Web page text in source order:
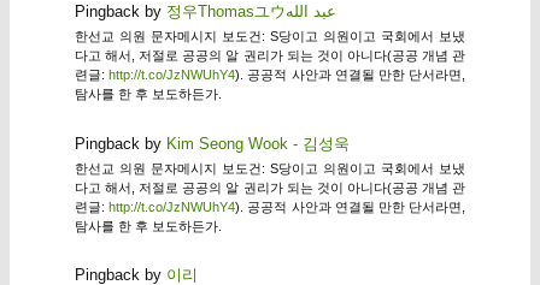
Pingback by 정우Thomasユウعبد الله
한선교 의원 문자메시지 보도건: S당이고 의원이고 국회에서 보냈
다고 해서, 저절로 공공의 알 권리가 되는 것이 아니다(공공 개념 관
련글: http://t.co/JzNWUhY4). 공공적 사안과 연결될 만한 단서라면,
탐사를 한 후 보도하든가.
Pingback by Kim Seong Wook - 김성욱
한선교 의원 문자메시지 보도건: S당이고 의원이고 국회에서 보냈
다고 해서, 저절로 공공의 알 권리가 되는 것이 아니다(공공 개념 관
련글:http://t.co/JzNWUhY4). 공공적 사안과 연결될 만한 단서라면,
탐사를 한 후 보도하든가.
Pingback by 이리